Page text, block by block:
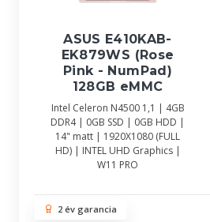
ASUS E410KAB-
EK879WS (Rose
Pink - NumPad)
128GB eMMC
Intel Celeron N4500 1,1 | 4GB
DDR4 | 0GB SSD | 0GB HDD |
14" matt | 1920X1080 (FULL
HD) | INTEL UHD Graphics |
W11 PRO
2 év garancia